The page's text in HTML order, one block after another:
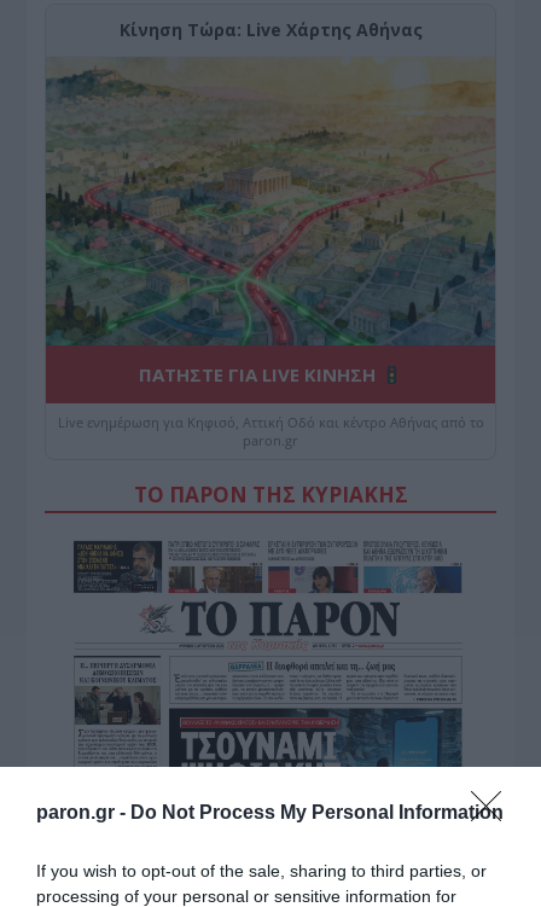
paron.gr - Do Not Process My Personal Information
If you wish to opt-out of the sale, sharing to third parties, or
processing of your personal or sensitive information for
Κίνηση Τώρα: Live Χάρτης Αθήνας
ΠΑΤΗΣΤΕ ΓΙΑ LIVE ΚΙΝΗΣΗ
Live ενημέρωση για Κηφισό, Αττική Οδό και κέντρο Αθήνας από το
paron.gr
ΤΟ ΠΑΡΟΝ ΤΗΣ ΚΥΡΙΑΚΗΣ